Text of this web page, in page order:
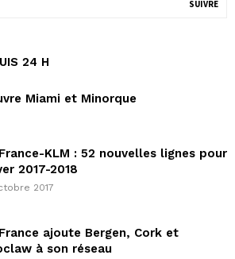
SUIVRE
24 H
Miami et Minorque
KLM : 52 nouvelles lignes pour
2017-2018
2017
ajoute Bergen, Cork et
à son réseau